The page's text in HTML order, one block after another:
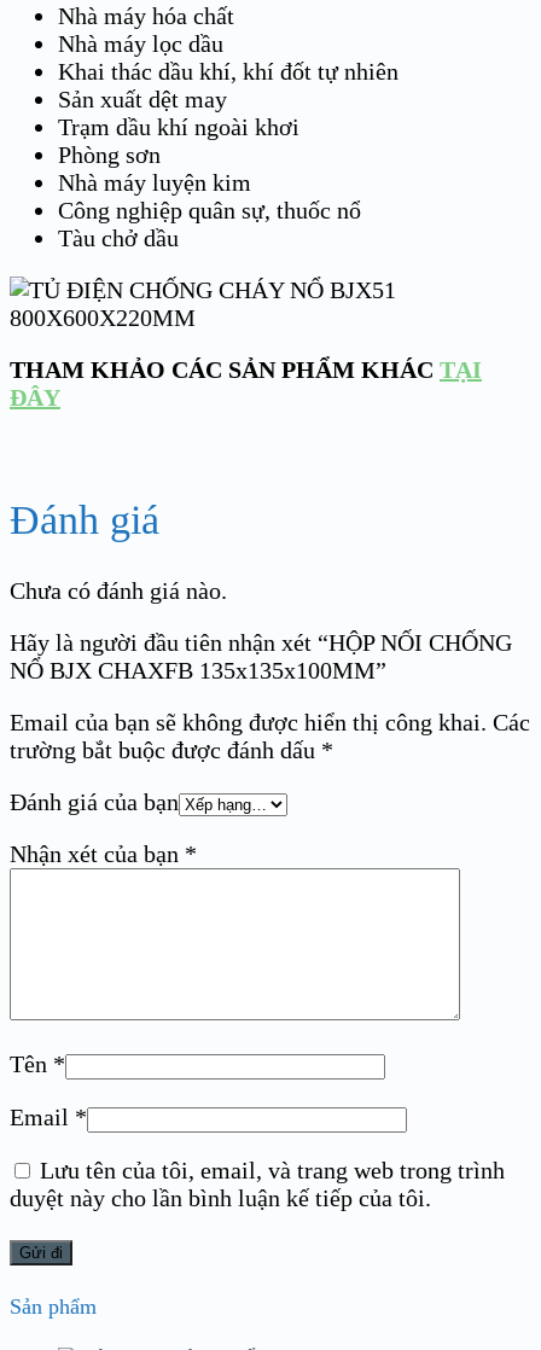
Nhà máy hóa chất
Nhà máy lọc dầu
Khai thác dầu khí, khí đốt tự nhiên
Sản xuất dệt may
Trạm dầu khí ngoài khơi
Phòng sơn
Nhà máy luyện kim
Công nghiệp quân sự, thuốc nổ
Tàu chở dầu
THAM KHẢO CÁC SẢN PHẨM KHÁC TẠI
ĐÂY
Đánh giá
Chưa có đánh giá nào.
Hãy là người đầu tiên nhận xét “HỘP NỐI CHỐNG
NỔ BJX CHAXFB 135x135x100MM”
Email của bạn sẽ không được hiển thị công khai. Các
trường bắt buộc được đánh dấu *
Đánh giá của bạn
Nhận xét của bạn *
Tên *
Email *
Lưu tên của tôi, email, và trang web trong trình
duyệt này cho lần bình luận kế tiếp của tôi.
Sản phẩm